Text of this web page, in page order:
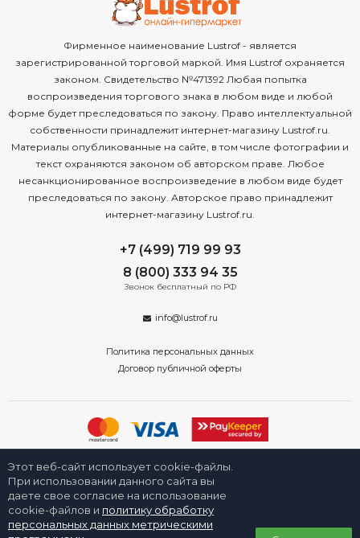
Фирменное наименование Lustrof - является
зарегистрированной торговой маркой. Имя Lustrof охраняется
законом. Свидетельство №471392 Любая попытка
воспроизведения торгового знака в любом виде и любой
форме будет преследоваться по закону. Право интеллектуальной
собственности принадлежит интернет-магазину Lustrof.ru.
Материалы опубликованные на сайте, в том числе фотографии и
текст охраняются законом об авторском праве. Любое
несанкционированное воспроизведение в любом виде будет
преследоваться по закону. Авторское право принадлежит
интернет-магазину Lustrof.ru.
+7 (499) 719 99 93
8 (800) 333 94 35
Звонок бесплатный по РФ
info@lustrof.ru
Политика персональных данных
Договор публичной оферты
2008-2026 © Интернет-магазин светильников «Люстроф» в Москве -
приборы освещения для дома и улицы от производителя с доставкой
по России. Все права защищены.
Этот веб-сайт использует cookie-файлы.
При использовании данного сайта вы
даете свое согласие на использование
cookie-файлов и политику обработку
персональных данных метрическими